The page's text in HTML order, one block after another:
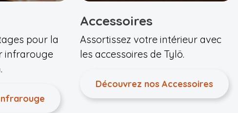
pour la
infrarouge
Accessoires
Assortissez votre intérieur avec
les accessoires de Tylö.
Découvrez nos Accessoires